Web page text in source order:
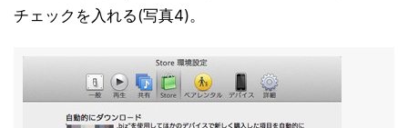
チェックを入れる(写真4)。